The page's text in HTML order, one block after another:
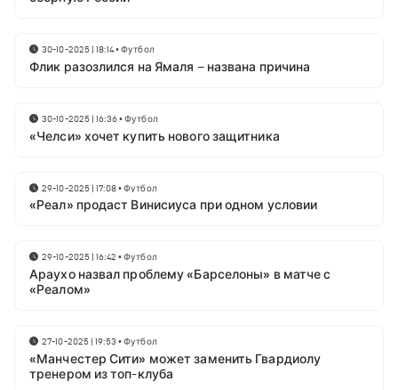
30-10-2025 | 18:14•Футбол
Флик разозлился на Ямаля – названа причина
30-10-2025 | 16:36•Футбол
«Челси» хочет купить нового защитника
29-10-2025 | 17:08•Футбол
«Реал» продаст Винисиуса при одном условии
29-10-2025 | 16:42 •Футбол
Араухо назвал проблему «Барселоны» в матче с
«Реалом»
27-10-2025 | 19:53 •Футбол
«Манчестер Сити» может заменить Гвардиолу
тренером из топ-клуба